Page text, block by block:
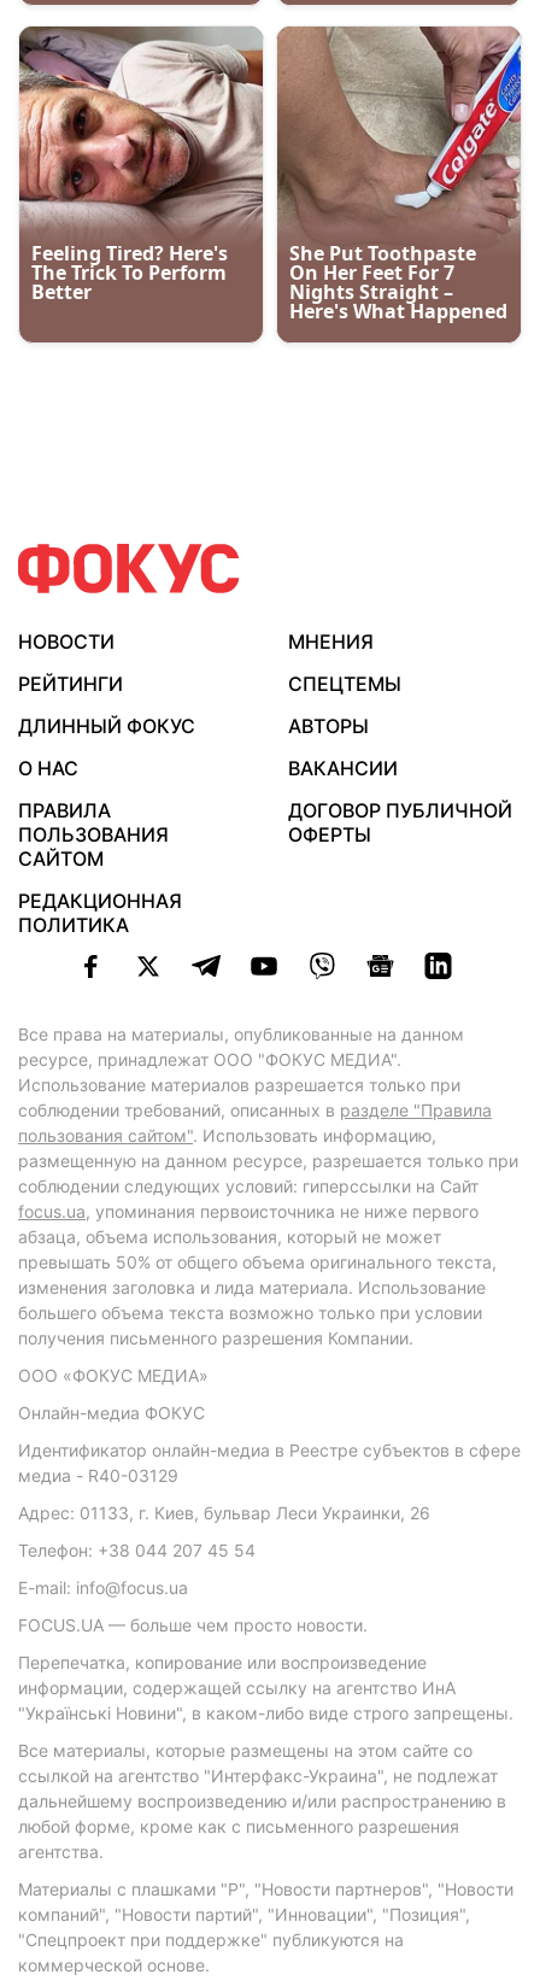
НОВОСТИ
МНЕНИЯ
РЕЙТИНГИ
СПЕЦТЕМЫ
ДЛИННЫЙ ФОКУС
АВТОРЫ
О НАС
ВАКАНСИИ
ПРАВИЛА
ПОЛЬЗОВАНИЯ
САЙТОМ
ДОГОВОР ПУБЛИЧНОЙ
ОФЕРТЫ
РЕДАКЦИОННАЯ
ПОЛИТИКА
Все права на материалы, опубликованные на данном
ресурсе, принадлежат ООО "ФОКУС МЕДИА".
Использование материалов разрешается только при
соблюдении требований, описанных в разделе "Правила
пользования сайтом". Использовать информацию,
размещенную на данном ресурсе, разрешается только при
соблюдении следующих условий: гиперссылки на Сайт
focus.ua, упоминания первоисточника не ниже первого
абзаца, объема использования, который не может
превышать 50% от общего объема оригинального текста,
изменения заголовка и лида материала. Использование
большего объема текста возможно только при условии
получения письменного разрешения Компании.
ООО «ФОКУС МЕДИА»
Онлайн-медиа ФОКУС
Идентификатор онлайн-медиа в Реестре субъектов в сфере
медиа - R40-03129
Адрес: 01133, г. Киев, бульвар Леси Украинки, 26
Телефон: +38 044 207 45 54
E-mail: info@focus.ua
FOCUS.UA — больше чем просто новости.
Перепечатка, копирование или воспроизведение
информации, содержащей ссылку на агентство ИнА
"Українські Новини", в каком-либо виде строго запрещены.
Все материалы, которые размещены на этом сайте со
ссылкой на агентство "Интерфакс-Украина", не подлежат
дальнейшему воспроизведению и/или распространению в
любой форме, кроме как с письменного разрешения
агентства.
Материалы с плашками "Р", "Новости партнеров", "Новости
компаний", "Новости партий", "Инновации", "Позиция",
"Спецпроект при поддержке" публикуются на
коммерческой основе.